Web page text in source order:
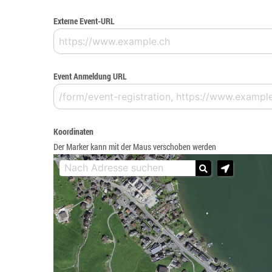
Externe Event-URL
Event Anmeldung URL
Koordinaten
Der Marker kann mit der Maus verschoben werden